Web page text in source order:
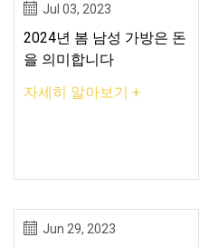
Jul 03, 2023
2024년 봄 남성 가방은 돈
을 ​​의미합니다
자세히 알아보기 +
Jun 29, 2023